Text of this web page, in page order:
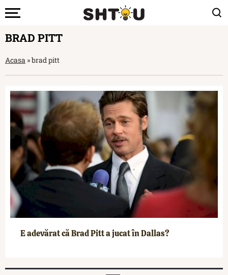
BRAD PITT
Acasa »brad pitt
E adevărat că Brad Pitt a jucat în Dallas?